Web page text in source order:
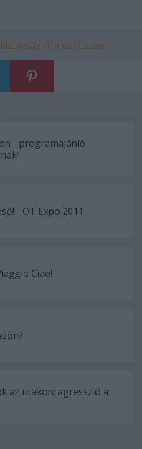
látni és látszani
- programajánló
- OT Expo 2011
Ciao!
az utakon: agresszió a